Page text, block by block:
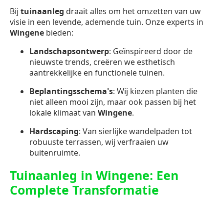
Bij tuinaanleg draait alles om het omzetten van uw
visie in een levende, ademende tuin. Onze experts in
Wingene bieden:
Landschapsontwerp: Geïnspireerd door de
nieuwste trends, creëren we esthetisch
aantrekkelijke en functionele tuinen.
Beplantingsschema's: Wij kiezen planten die
niet alleen mooi zijn, maar ook passen bij het
lokale klimaat van Wingene.
Hardscaping: Van sierlijke wandelpaden tot
robuuste terrassen, wij verfraaien uw
buitenruimte.
Tuinaanleg in Wingene: Een
Complete Transformatie